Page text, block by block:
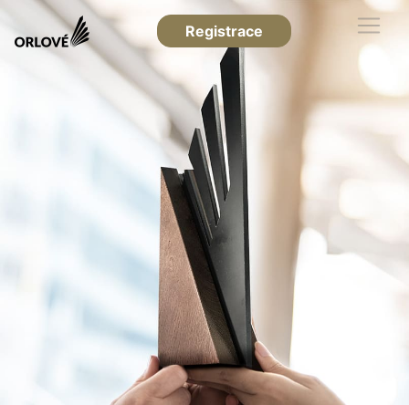
Registrace